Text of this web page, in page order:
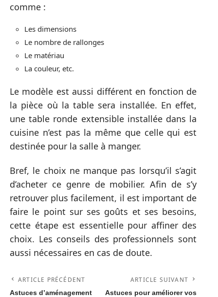
comme :
Les dimensions
Le nombre de rallonges
Le matériau
La couleur, etc.
Le modèle est aussi différent en fonction de
la pièce où la table sera installée. En effet,
une table ronde extensible installée dans la
cuisine n’est pas la même que celle qui est
destinée pour la salle à manger.
Bref, le choix ne manque pas lorsqu’il s’agit
d’acheter ce genre de mobilier. Afin de s’y
retrouver plus facilement, il est important de
faire le point sur ses goûts et ses besoins,
cette étape est essentielle pour affiner des
choix. Les conseils des professionnels sont
aussi nécessaires en cas de doute.
ARTICLE PRÉCÉDENT
Astuces d’aménagement
ARTICLE SUIVANT
Astuces pour améliorer vos